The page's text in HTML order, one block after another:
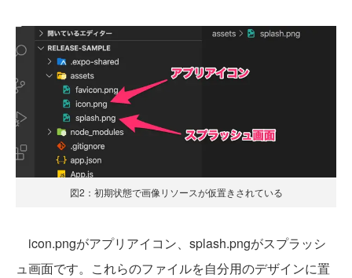
図2：初期状態で画像リソースが仮置きされている
icon.pngがアプリアイコン、splash.pngがスプラッシ
ュ画面です。これらのファイルを自分用のデザインに置